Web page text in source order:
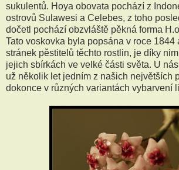
sukulentů. Hoya obovata pochází z
ostrovů Sulawesi a Celebes, z toho
dočetl pochází obzvláště pěkná forma
Tato voskovka byla popsána v roce 1844
stránek pěstitelů těchto rostlin, je díky
jejich sbírkách ve velké části světa. U
už několik let jedním z našich největších
dokonce v různých variantách vybarvení